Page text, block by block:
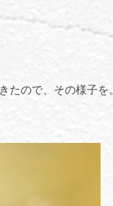
たので、その様子を